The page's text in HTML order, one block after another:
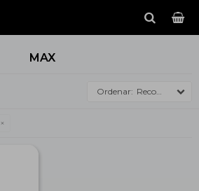
MAX
Recomendados